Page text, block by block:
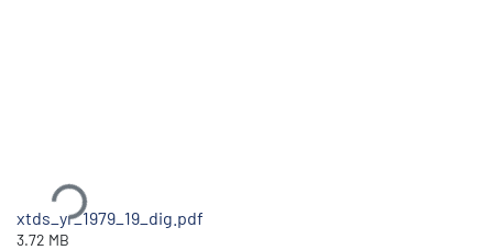
xtds_yr_1979_19_dig.pdf
3.72 MB